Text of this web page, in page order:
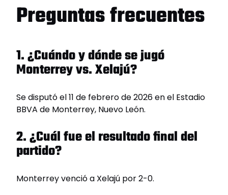
Preguntas frecuentes
1. ¿Cuándo y dónde se jugó
Monterrey vs. Xelajú?
Se disputó el 11 de febrero de 2026 en el Estadio
BBVA de Monterrey, Nuevo León.
2. ¿Cuál fue el resultado final del
partido?
Monterrey venció a Xelajú por 2-0.